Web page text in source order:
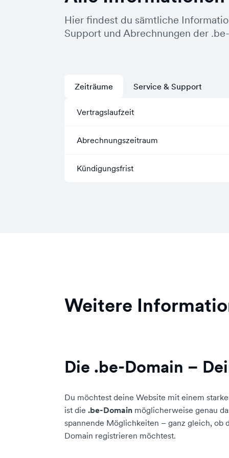
Hier findest du sämtliche
Support und Abrechnungen der
Zeiträume
Vertragslaufzeit
Abrechnungszeitraum
Kündigungsfrist
Service & Support
Weitere
Die .be-Domain –
Du möchtest deine Website mit einem
ist die .be-Domain möglicherweise genau
spannende Möglichkeiten – ganz gleich, ob
Domain registrieren möchtest.